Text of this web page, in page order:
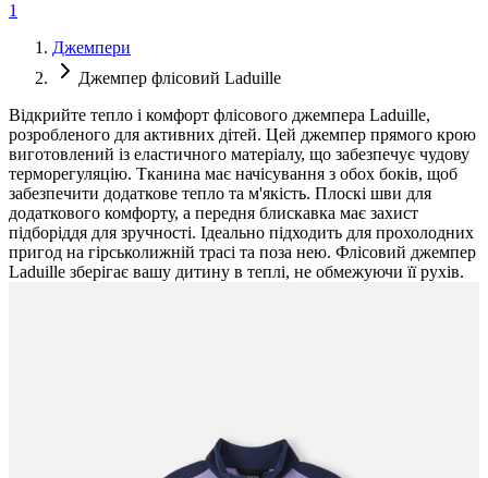
1
Джемпери
Джемпер флісовий Laduille
Відкрийте тепло і комфорт флісового джемпера Laduille,
розробленого для активних дітей. Цей джемпер прямого крою
виготовлений із еластичного матеріалу, що забезпечує чудову
терморегуляцію. Тканина має начісування з обох боків, щоб
забезпечити додаткове тепло та м'якість. Плоскі шви для
додаткового комфорту, а передня блискавка має захист
підборіддя для зручності. Ідеально підходить для прохолодних
пригод на гірськолижній трасі та поза нею. Флісовий джемпер
Laduille зберігає вашу дитину в теплі, не обмежуючи її рухів.